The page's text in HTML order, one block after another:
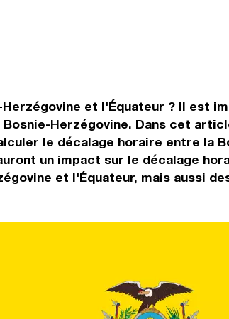
et l'Équateur ? Il est
Herzégovine. Dans cet
le décalage horaire entre la
un impact sur le décalage
et l'Équateur, mais aussi